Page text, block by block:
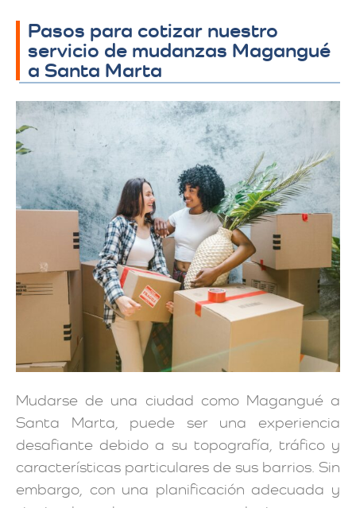
Pasos para cotizar nuestro
servicio de mudanzas Magangué
a Santa Marta
Mudarse de una ciudad como Magangué a
Santa Marta, puede ser una experiencia
desafiante debido a su topografía, tráfico y
características particulares de sus barrios. Sin
embargo, con una planificación adecuada y